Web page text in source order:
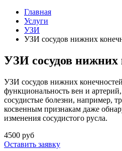
Главная
Услуги
УЗИ
УЗИ сосудов нижних
УЗИ сосудов нижних
УЗИ сосудов нижних
функциональность вен и
сосудистые болезни, например,
косвенным признакам даже
изменения сосудистого русла.
4500 руб
Оставить заявку